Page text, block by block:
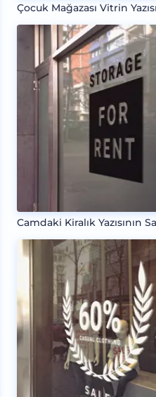
Çocuk Mağazası Vitrin
Camdaki Kiralık Yazısının